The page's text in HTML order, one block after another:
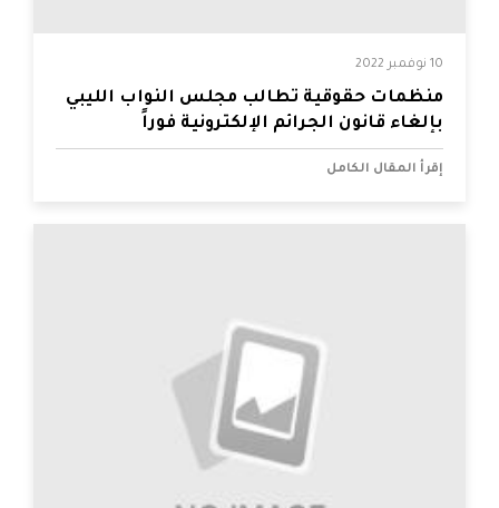
10 نوفمبر 2022
منظمات حقوقية تطالب مجلس النواب الليبي
بإلغاء قانون الجرائم الإلكترونية فوراً
إقرأ المقال الكامل